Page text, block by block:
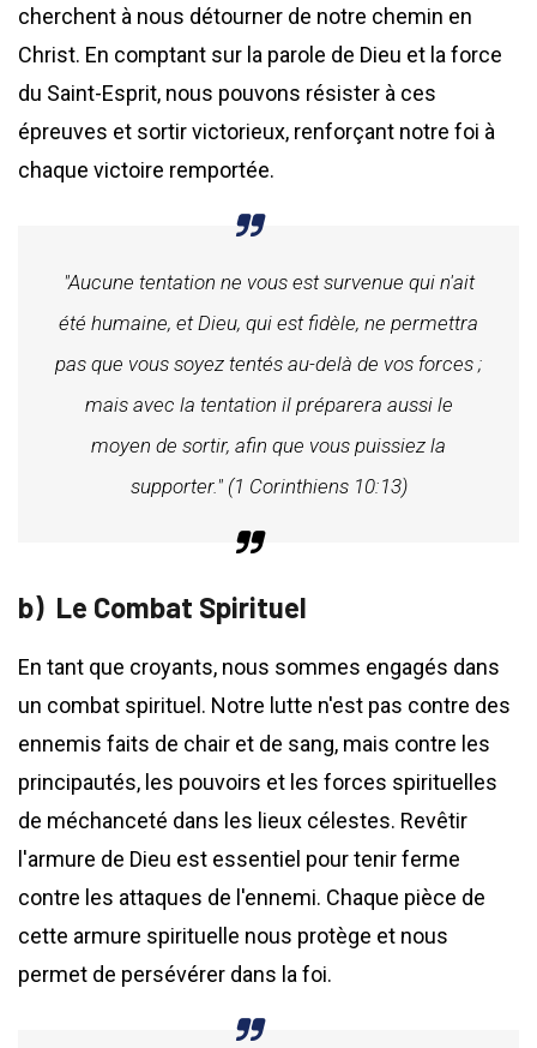
cherchent à nous détourner de notre chemin en
Christ. En comptant sur la parole de Dieu et la force
du Saint-Esprit, nous pouvons résister à ces
épreuves et sortir victorieux, renforçant notre foi à
chaque victoire remportée.
"Aucune tentation ne vous est survenue qui n'ait
été humaine, et Dieu, qui est fidèle, ne permettra
pas que vous soyez tentés au-delà de vos forces ;
mais avec la tentation il préparera aussi le
moyen de sortir, afin que vous puissiez la
supporter." (1 Corinthiens 10:13)
Le Combat Spirituel
En tant que croyants, nous sommes engagés dans
un combat spirituel. Notre lutte n'est pas contre des
ennemis faits de chair et de sang, mais contre les
principautés, les pouvoirs et les forces spirituelles
de méchanceté dans les lieux célestes. Revêtir
l'armure de Dieu est essentiel pour tenir ferme
contre les attaques de l'ennemi. Chaque pièce de
cette armure spirituelle nous protège et nous
permet de persévérer dans la foi.